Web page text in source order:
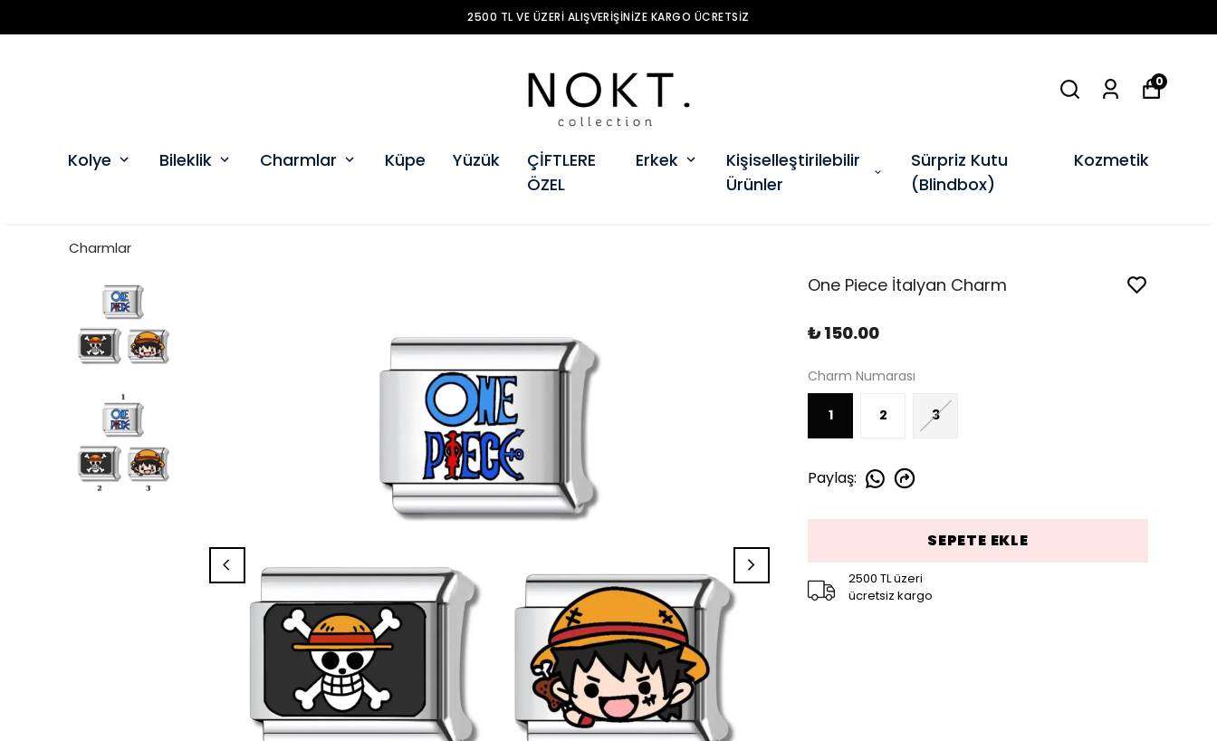
2500 TL VE ÜZERI ALIŞVERIŞINIZE KARGO ÜCRETSIZ
Kolye Bileklik Charmlar Küpe Yüzük
ÇİFTLERE
ÖZEL
Erkek
Kişiselleştirilebilir
Ürünler
Sürpriz Kutu
(Blindbox)
Kozmetik
0
Charmlar
One Piece İtalyan Charm
₺ 150.00
Charm Numarası
1 2 3
Paylaş:
SEPETE EKLE
2500 TL üzeri
ücretsiz kargo